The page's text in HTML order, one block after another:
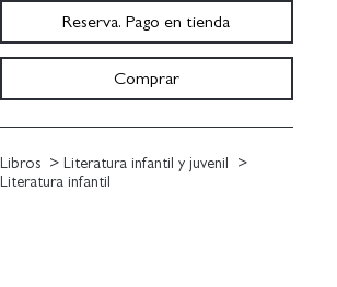
Reserva. Pago en tienda
Comprar
Libros
Literatura infantil y juvenil
Literatura infantil